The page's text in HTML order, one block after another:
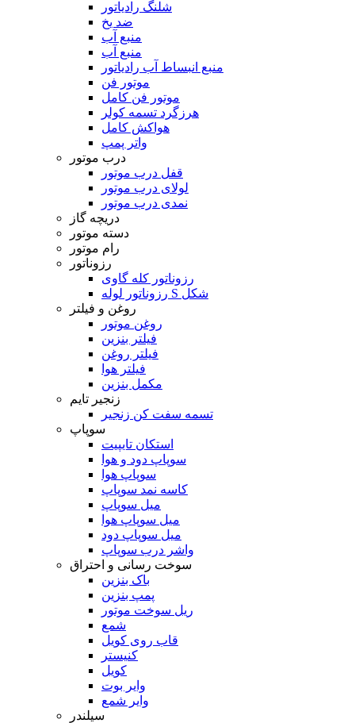
شلنگ رادیاتور
ضد یخ
منبع آب
منبع آب
منبع انبساط آب رادیاتور
موتور فن
موتور فن کامل
هرزگرد تسمه کولر
هواکش کامل
واتر پمپ
درب موتور
قفل درب موتور
لولای درب موتور
نمدی درب موتور
دریچه گاز
دسته موتور
رام موتور
رزوناتور
رزوناتور کله گاوی
رزوناتور لوله S شکل
روغن و فیلتر
روغن موتور
فیلتر بنزین
فیلتر روغن
فیلتر هوا
مکمل بنزین
زنجیر تایم
تسمه سفت کن زنجیر
سوپاپ
استکان تایپیت
سوپاپ دود و هوا
سوپاپ هوا
کاسه نمد سوپاپ
میل سوپاپ
میل سوپاپ هوا
میل سوپاپ دود
واشر درب سوپاپ
سوخت رسانی و احتراق
باک بنزین
پمپ بنزین
ریل سوخت موتور
شمع
قاب روی کویل
کنیستر
کویل
وایر بوت
وایر شمع
سیلندر